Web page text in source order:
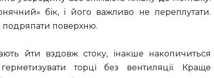
бік, і його важливо не переплутати.
подряпати поверхню.
йти вздовж стоку, інакше накопичиться
торці без вентиляції. Краще